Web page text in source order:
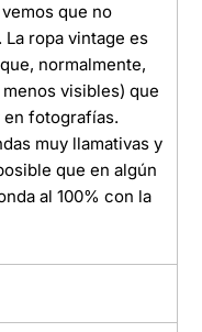
que no
ropa vintage es
normalmente,
visibles) que
fotografías.
muy llamativas y
que en algún
al 100% con la